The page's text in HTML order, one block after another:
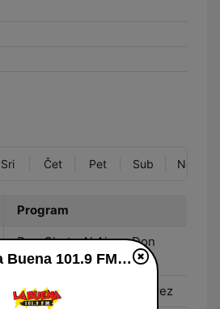
Sri Čet Pet Sub Ned
Program
Don Cheto Al Aire - Don
Cheto
El Sinaloa - Sergio Cazarez
KLBN La Buena 101.9 FM uživo